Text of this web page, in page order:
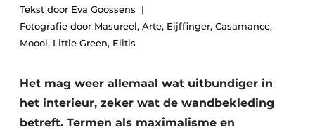
Tekst door Eva Goossens
Fotografie door Masureel, Arte, Eijffinger, Casamance,
Moooi, Little Green, Elitis
Het mag weer allemaal wat uitbundiger in
het interieur, zeker wat de wandbekleding
betreft. Termen als maximalisme en